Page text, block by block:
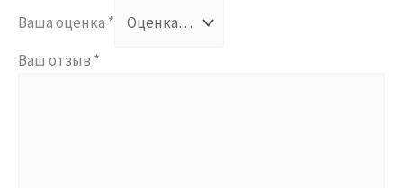
Ваша оценка *
Ваш отзыв *